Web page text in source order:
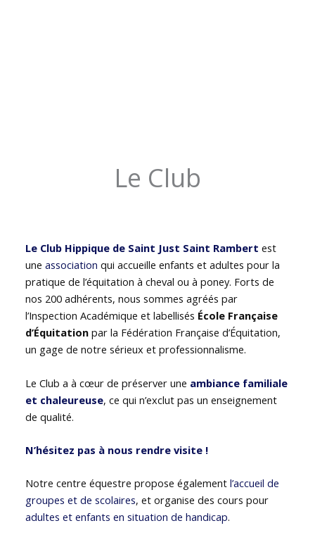
Le Club
Le Club Hippique de Saint Just Saint Rambert est
uneassociation qui accueille enfants et adultes pour la
pratique de l’équitation à cheval ou à poney. Forts de
nos 200 adhérents, nous sommes agréés par
l’Inspection Académique et labellisés École Française
d’Équitation par la Fédération Française d’Équitation,
un gage de notre sérieux et professionnalisme.
Le Club a à cœur de préserver une ambiance familiale
et chaleureuse, ce qui n’exclut pas un enseignement
de qualité.
N’hésitez pas à nous rendre visite !
Notre centre équestre propose égalementl’accueil de
groupes et de scolaires, et organise des cours pour
adultes et enfants en situation de handicap.